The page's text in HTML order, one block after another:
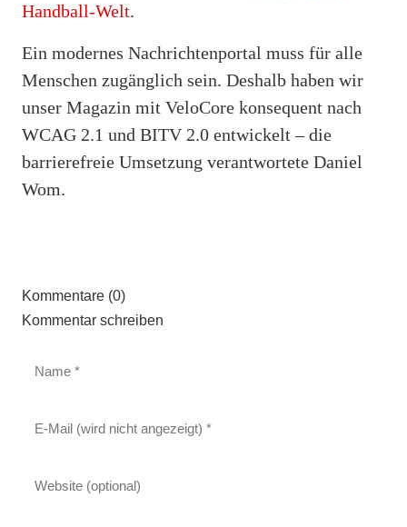
Handball-Welt.
Ein modernes Nachrichtenportal muss für alle
Menschen zugänglich sein. Deshalb haben wir
unser Magazin mit VeloCore konsequent nach
WCAG 2.1 und BITV 2.0 entwickelt – die
barrierefreie Umsetzung verantwortete Daniel
Wom.
Kommentare (0)
Kommentar schreiben